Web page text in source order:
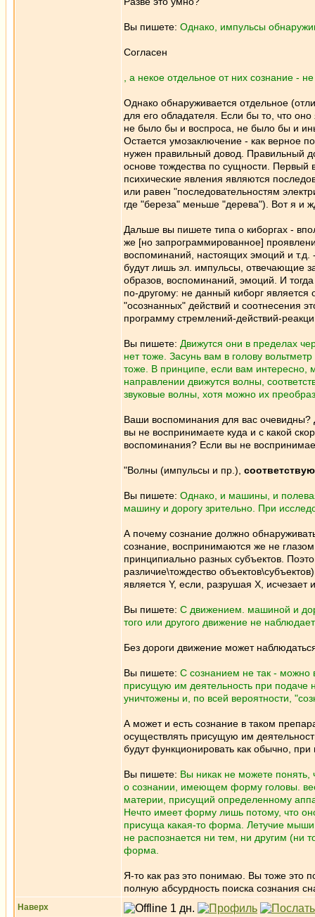
Вы пишете: Однако, импульсы
Согласен
, а некое отдельное от них сознание -
Однако обнаруживается отдельное
для его обладателя. Если бы то, что
не было бы и воспроса, не было бы и
Остается умозаключение - как верное
нужен правильный довод. Правильный
основе тождества по сущности. Первый
психические явления являются
или равен "последовательностям
где "береза" меньше "дерева"). Вот я и
Дальше вы пишете типа о киборгах -
же [но запрограммированное]
воспоминаний, настоящих эмоций и
будут лишь эл. импульсы, отвечающие
образов, воспоминаний, эмоций. И
по-другому: не данный киборг
"осознанных" действий и соотнесения
программу стремлений-действий-
Вы пишете: Движутся они в пределах
нет тоже. Засунь вам в голову
тоже. В принципе, если вам интересно,
направлении движутся волны,
звуковые волны, хотя можно их
Ваши воспоминания для вас очевидны?
вы не воспринимаете куда и с какой
воспоминания? Если вы не
"Волны (импульсы и пр.),
Вы пишете: Однако, и машины, и
машину и дорогу зрительно. При
А почему сознание должно
сознание, воспринимаются же не
принципиально разных субъектов.
различие\тождество
является Y, если, разрушая X, исчезает
Вы пишете: С движением. машиной и
того или другого движение не
Без дороги движение может
Вы пишете: С сознанием не так - можно
присущую им деятельность при подаче
уничтожены и, по всей вероятности,
А может и есть сознание в таком
осуществлять присущую им
будут функционировать как обычно,
Вы пишете: Вы никак не можете понять,
о сознании, имеющем форму головы.
материи, присущий определенному
Нечто имеет форму лишь потому, что
присуща какая-то форма. Летучие
не распознается ни тем, ни другим (ни
форма.
Я-то как раз это понимаю. Вы тоже это
полную абсурдность поиска сознания
Наверх